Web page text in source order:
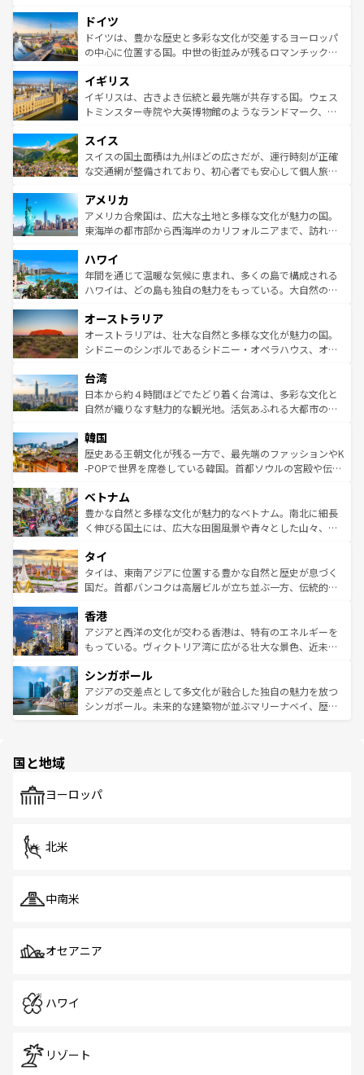
せる。地方によって風土や気候が異なるスペインはその個
性で訪れる人を魅了する。 なお、新着のスペイン情報は コ
ンテンツ一覧を参照してほしい。
で、幅広い魅力が詰まっている。華麗な宮殿、歴史的な大
聖堂、美しいビーチ、そして豊かな自然が、訪れる者を心
から魅了する。また、フランスは美食の国としても知ら
いる。シャンパンの発祥地であるランス、プロヴァンスの
香り高いラベンダー畑など、多彩な楽しみ方が可能だ。さ
らに、パリ以外の地域にも魅力が溢れており、どの街角に
れる地方に足を運ぶとそれぞれで全く異なる文化を体験で
きるだろう。 なお、新着のフランス情報はコンテンツ一覧
を参照してほしい。
ドイツ
ドイツは、豊かな歴史と多彩な文化が交差するヨーロッパ
の中心に位置する国。中世の街並みが残るロマンチック街
顔を持つこの国は、どこを歩いても飽きることがない。ベ
ルリンの文化的活気、バイエルン州のアルプスの絶景、そ
してライン川沿いのワイン畑といった風景は必見。ビール
は、お酒好きな人にはぜひ体験してほしい。 なお、新着の
ドイツ情報はコンテンツ一覧を参照してほしい。
イギリス
イギリスは、古きよき伝統と最先端が共存する国。ウェス
トミンスター寺院や大英博物館のようなランドマーク、歴
リアごとに異なる魅力がある。また、優雅なアフタヌーン
ティー、ビール好きにはたまらない英国パブ、サッカー観
戦など、本場だからこそできる体験も豊富。イギリスを旅
ンツ一覧を参照してほしい。
スイス
スイスの国土面積は九州ほどの広さだが、運行時刻が正確
な交通網が整備されており、初心者でも安心して個人旅行
の建物がそのまま残る町や、スイスならではのユニークな
博物館もあり、アルプス観光だけでなく町歩きも満喫する
ことができる。国民の所得が高いため物価も高いが、旅行
ば市内交通費無料で観光を楽しむこともできる。 なお、新
着のスイス情報はコンテンツ一覧 を参照してほしい。
アメリカ
アメリカ合衆国は、広大な土地と多様な文化が魅力の国。
東海岸の都市部から西海岸のカリフォルニアまで、訪れる
のような巨大都市は、観光、ショッピング、エンターテイ
ンメントが詰まった刺激的なスポットだ。一方、アメリカ
西部には大自然が広がり、グランドキャニオンやイエロー
部のニューオーリンズでは、音楽と美食が融合した独特の
文化が魅力。旅行者はアメリカの各地域で異なる魅力を楽
しみながら、その多様性と豊かな歴史を感じることができ
ならではの贅沢な旅のスタイルだ。 なお、新着のアメリカ
情報はコンテンツ一覧を参照してほしい。
ハワイ
年間を通じて温暖な気候に恵まれ、多くの島で構成される
ハワイは、どの島も独自の魅力をもっている。大自然の神
ワイ島は見逃せない。また、定番の観光地といえばオアフ
島だが、静かな自然を求めるならマウイ島やカウアイ島が
おすすめ。エメラルドグリーンに輝く海をはじめ、豊かな
れるおもてなしの心で訪れる人々を迎えてくれるハワイの
人々、おいしいローカルフードやハワイアンミュージッ
ク、伝統的なフラダンスなど、すべてがハワイの魅力を彩
ワイを、存分に味わってほしい。 なお、新着のハワイ情報
はコンテンツ一覧を参照してほしい。
オーストラリア
オーストラリアは、壮大な自然と多様な文化が魅力の国。
シドニーのシンボルであるシドニー・オペラハウス、オー
リアリーフや大陸中央部にそびえるウルル（エアーズロッ
ク）、タスマニアの美しい原生林やケアンズの熱帯雨林な
ど、見どころがたくさん。また、カフェやワイン、オージ
いる。アクティビティも充実しており、サーフィンやダイ
ビング、ハイキングなど、アウトドア好きにはたまらな
い。オーストラリアの多彩な魅力を存分に味わいつくそ
参照してほしい。
台湾
日本から約４時間ほどでたどり着く台湾は、多彩な文化と
自然が織りなす魅力的な観光地。活気あふれる大都市の台
ン）、静ひつな山岳地帯である台湾東部など、都市の喧騒
と山間の静けさが共存しており、訪れる人に新しい発見と
驚きをもたらしてくれる。また、奥深い台湾の食文化も魅
容にもいいと評判のスイーツなど、バラエティ豊かな料理
が味わえる。 なお、新着の台湾情報は コンテンツ一覧を参
照してほしい。
韓国
歴史ある王朝文化が残る一方で、最先端のファッションやK
-POPで世界を席巻している韓国。首都ソウルの宮殿や伝統
き、地方に足を延ばせば四季折々の自然美を楽しむことが
できる。そして、キムチや焼肉、絶品のストリートフード
まで、さまざまな韓国料理が待っている。夜には、韓国な
リティに包まれながら、韓国の多彩な魅力を心ゆくまで味
わってみてほしい。 なお、新着の韓国情報はコンテンツ一
覧を参照してほしい。
ベトナム
豊かな自然と多様な文化が魅力的なベトナム。南北に細長
く伸びる国土には、広大な田園風景や青々とした山々、世
急速な発展と共に伝統が息づく。ハノイの古い町並みやホ
ーチミン市のフランス統治時代の建物も、独特の雰囲気を
醸し出している。また、バラエティの豊かさとおいしさで
とつ。フォーやバインミー、ベトナムコーヒーなどは、ぜ
ひ現地で味わいたい。どの地域を訪れてもあたたかい人々
が旅行者を迎えてくれるので、きっと忘れられない旅にな
参照してほしい。
タイ
タイは、東南アジアに位置する豊かな自然と歴史が息づく
国だ。首都バンコクは高層ビルが立ち並ぶ一方、伝統的な
の活気が交差している。北部ではチェンマイなどの山岳地
帯で自然と触れ合い、南部ではプーケットやクラビの美し
いビーチでリゾート気分を楽しむことができる。タイ料理
激する。気候は一年中温暖で、どの季節にも異なる楽しみ
が待っている。親しみやすいタイの人々、仏教を中心とし
た文化、そして多様な観光資源が、訪れる旅人を魅了し続
香港
アジアと西洋の文化が交わる香港は、特有のエネルギーを
もっている。ヴィクトリア湾に広がる壮大な景色、近未来
み、どこを訪れても感動するはず。観光スポットが密集し
ており、効率よく見どころを回れるのも魅力。息をのむよ
うな絶景から文化的な体験まで、香港を存分に楽しみ尽く
シンガポール
アジアの交差点として多文化が融合した独自の魅力を放つ
シンガポール。未来的な建築物が並ぶマリーナベイ、歴史
で、ホーカーズは地元の風情を楽しめる外せないスポット
国と地域
ヨーロッパ
北米
中南米
オセアニア
ハワイ
リゾート